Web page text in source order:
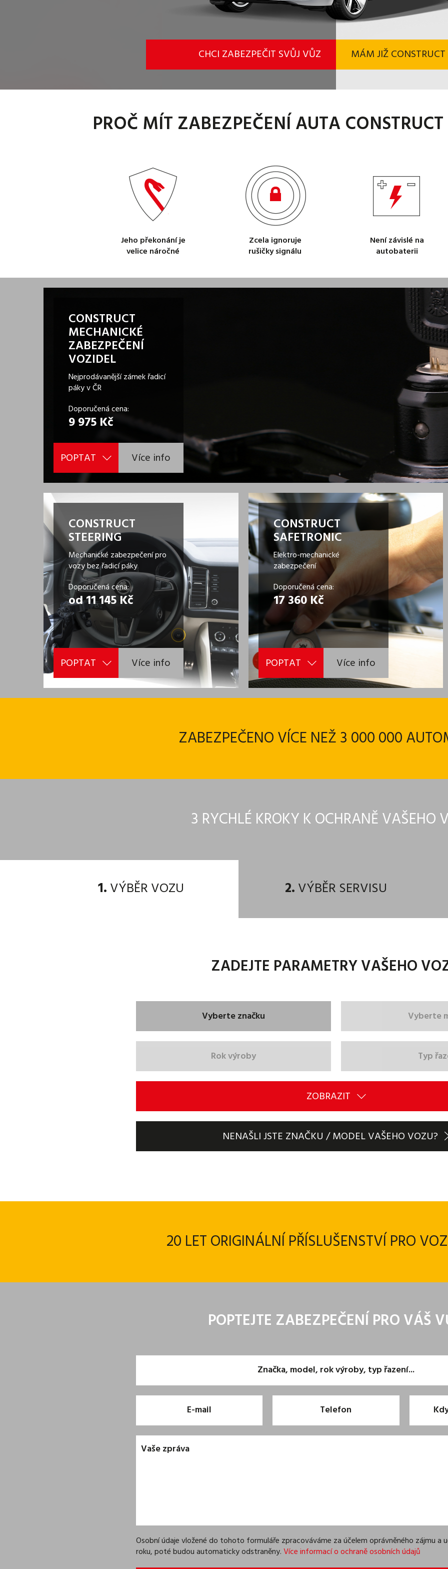
CHCI ZABEZPEČIT SVŮJ VŮZ MÁM JIŽ
PROČ MÍT ZABEZPEČENÍ AUTA
Jeho překonání je
velice náročné
Zcela ignoruje
rušičky signálu
Není závislé na
autobaterii
CONSTRUCT
MECHANICKÉ
ZABEZPEČENÍ
VOZIDEL
Nejprodávanější zámek řadicí
páky v ČR
Doporučená cena:
9 975 Kč
POPTAT Více info
CONSTRUCT
STEERING
Mechanické zabezpečení pro
vozy bez řadicí páky
Doporučená cena:
od 11 145 Kč
POPTAT Více info
CONSTRUCT
SAFETRONIC
Elektro-mechanické
zabezpečení
Doporučená cena:
17 360 Kč
POPTAT Více info
ZABEZPEČENO VÍCE NEŽ 3 000 000
3 RYCHLÉ KROKY K OCHRANĚ VAŠEHO
1.VÝBĚR VOZU 2.VÝBĚR SERVISU
ZADEJTE PARAMETRY VAŠEHO
Vyberte značku Vyberte
Rok výroby Typ
ZOBRAZIT
NENAŠLI JSTE ZNAČKU / MODEL VAŠEHO VOZU?
20 LET ORIGINÁLNÍ PŘÍSLUŠENSTVÍ PRO
POPTEJTE ZABEZPEČENÍ PRO VÁŠ
Osobní údaje vložené do tohoto formuláře zpracováváme za účelem oprávněného zájmu a
roku, poté budou automaticky odstraněny.Více informací o ochraně osobních údajů